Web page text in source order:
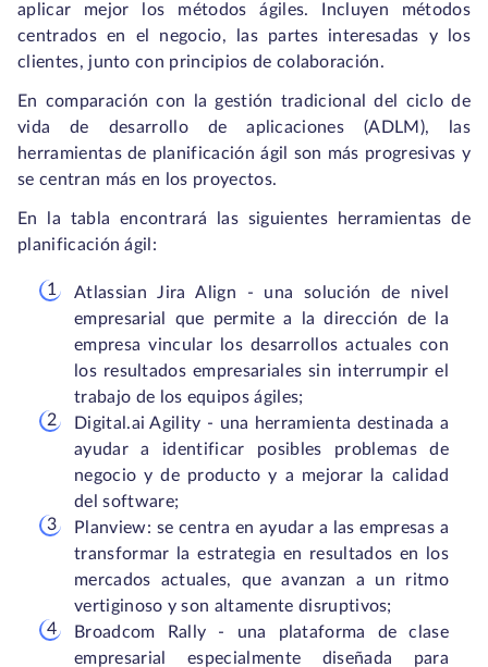
aplicar mejor los métodos ágiles. Incluyen métodos
centrados en el negocio, las partes interesadas y los
clientes, junto con principios de colaboración.
En comparación con la gestión tradicional del ciclo de
vida de desarrollo de aplicaciones (ADLM), las
herramientas de planificación ágil son más progresivas y
se centran más en los proyectos.
En la tabla encontrará las siguientes herramientas de
planificación ágil:
Atlassian Jira Align - una solución de nivel
empresarial que permite a la dirección de la
empresa vincular los desarrollos actuales con
los resultados empresariales sin interrumpir el
trabajo de los equipos ágiles;
Digital.ai Agility - una herramienta destinada a
ayudar a identificar posibles problemas de
negocio y de producto y a mejorar la calidad
del software;
Planview: se centra en ayudar a las empresas a
transformar la estrategia en resultados en los
mercados actuales, que avanzan a un ritmo
vertiginoso y son altamente disruptivos;
Broadcom Rally - una plataforma de clase
empresarial especialmente diseñada para